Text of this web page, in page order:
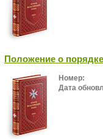
Положение о
Номер:
Дата